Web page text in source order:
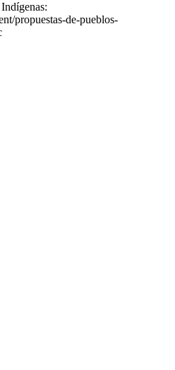
propuestas-de-pueblos-